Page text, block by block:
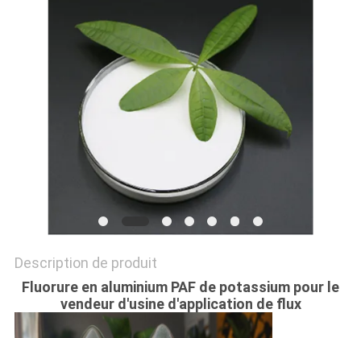
AFFAIRES
DEMANDEZ
UN DEVIS
SITE
POLITIQUE
Description de produit
Fluorure en aluminium PAF de potassium pour le
vendeur d'usine d'application de flux